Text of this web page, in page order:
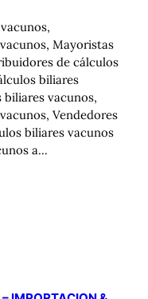
Mayoristas
de cálculos
biliares
vacunos,
Vendedores
biliares vacunos
a…